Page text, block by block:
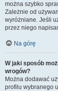
można szybko
Zależnie od
wyróżniane. Jeśli
przez niego
Na górę
W jaki sposób
wrogów?
Można dodawać
profilu wybranego